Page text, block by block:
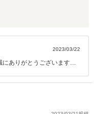
2023/03/22
ありがとうございます。